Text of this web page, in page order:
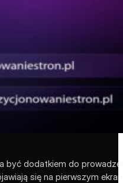
być dodatkiem do
się na pierwszym